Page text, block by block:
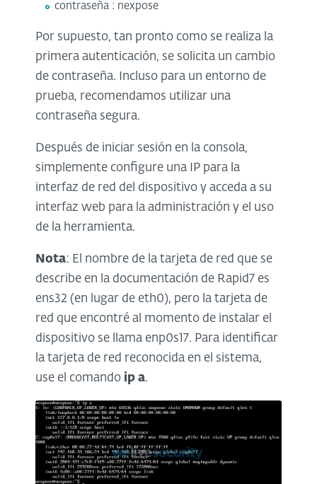
contraseña : nexpose
Por supuesto, tan pronto como se realiza la
primera autenticación, se solicita un cambio
de contraseña. Incluso para un entorno de
prueba, recomendamos utilizar una
contraseña segura.
Después de iniciar sesión en la consola,
simplemente configure una IP para la
interfaz de red del dispositivo y acceda a su
interfaz web para la administración y el uso
de la herramienta.
Nota: El nombre de la tarjeta de red que se
describe en la documentación de Rapid7 es
ens32 (en lugar de eth0), pero la tarjeta de
red que encontré al momento de instalar el
dispositivo se llama enp0s17. Para identificar
la tarjeta de red reconocida en el sistema,
use el comando ip a.